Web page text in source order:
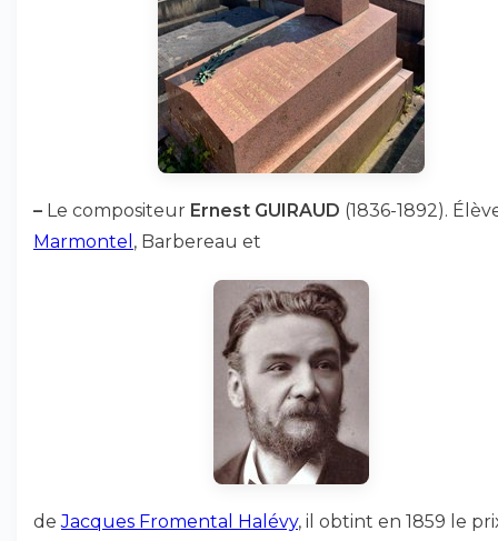
– Le compositeur Ernest GUIRAUD (1836-1892).
Marmontel , Barbereau et
deJacques Fromental Halévy, il obtint en 1859 le